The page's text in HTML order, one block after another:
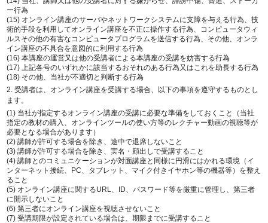
ー行為
(15) オンライン講座のサーバやネットワークシステムに支障を与える行為、技
術的手段を利用してオンライン講座を不正に操作する行為、コンピュータウィ
ルスその他の有害なコンピュータプログラムを送信する行為、その他、オンラ
イン講座の不具合を意図的に利用する行為
(16) 本講座の運営又は他の受講者による本講座の受講を妨害する行為
(17) 上記各号のいずれかに該当するおそれのある行為又はこれを助長する行為
(18) その他、当社が不適切と判断する行為
2. 受講者は、オンライン講座を受講する場合、以下の事項を遵守するものとし
ます。
(1) 当社が指定するオンライン講座の受講に必要な準備をしておくこと（当社
指定の教材の購入、オンラインツールの使い方等のレクチャー動画の視聴等が
必要となる場合があります）
(2) 講師が許可する場合を除き、途中で退席しないこと
(3) 講師が許可する場合を除き、実名・顔出しで受講すること
(4) 講師とのコミュニケーションが対面講座と同様に円滑にはかれる環境（イ
ンターネット接続、PC、タブレット、マイク付きイヤホン等の機器等）を整え
ること
(5) オンライン講座に関するURL、ID、パスワード等を厳重に管理し、第三者
に開示しないこと
(6) 第三者にオンライン講座を視聴させないこと
(7) 受講期限が設定されている場合は、期限までに受講すること